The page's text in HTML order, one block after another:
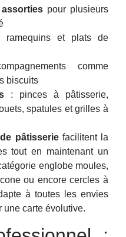
pour plusieurs
ramequins et plats de
comme
biscuits
: pinces à pâtisserie,
spatules et grilles à
pâtisseriefacilitent la
tout en maintenant un
englobe moules,
ou encore cercles à
à toutes les envies
une carte évolutive.